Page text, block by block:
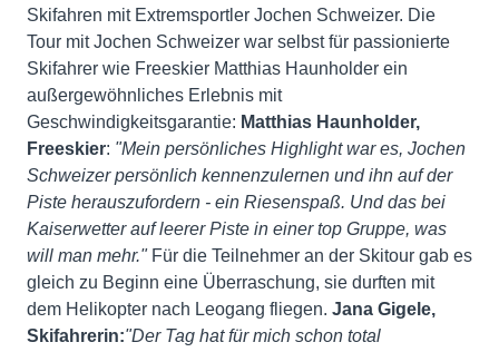
Skifahren mit Extremsportler Jochen Schweizer. Die
Tour mit Jochen Schweizer war selbst für passionierte
Skifahrer wie Freeskier Matthias Haunholder ein
außergewöhnliches Erlebnis mit
Geschwindigkeitsgarantie: Matthias Haunholder,
Freeskier: "Mein persönliches Highlight war es, Jochen
Schweizer persönlich kennenzulernen und ihn auf der
Piste herauszufordern - ein Riesenspaß. Und das bei
Kaiserwetter auf leerer Piste in einer top Gruppe, was
will man mehr."Für die Teilnehmer an der Skitour gab es
gleich zu Beginn eine Überraschung, sie durften mit
dem Helikopter nach Leogang fliegen. Jana Gigele,
Skifahrerin:"Der Tag hat für mich schon total